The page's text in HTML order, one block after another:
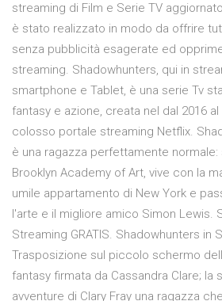
streaming di Film e Serie TV
è stato realizzato in modo da offrire
senza pubblicità esagerate ed
streaming. Shadowhunters, qui in
smartphone e Tablet, è una serie Tv
fantasy e azione, creata nel dal 2016 al
colosso portale streaming Netflix.
è una ragazza perfettamente
Brooklyn Academy of Art, vive con la
umile appartamento di New York e
l'arte e il migliore amico Simon Lewis.
Streaming GRATIS. Shadowhunters in
Trasposizione sul piccolo schermo
fantasy firmata da Cassandra Clare; la
avventure di Clary Fray una ragazza